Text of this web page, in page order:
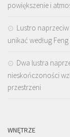
powiększenie i
Lustro
unikać według
Dwa lustra
nieskończoności
przestrzeni
WNĘTRZE